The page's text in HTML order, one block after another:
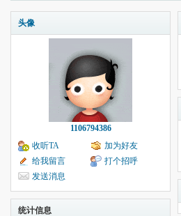
头像
1106794386
收听TA
加为好友
给我留言
打个招呼
发送消息
统计信息